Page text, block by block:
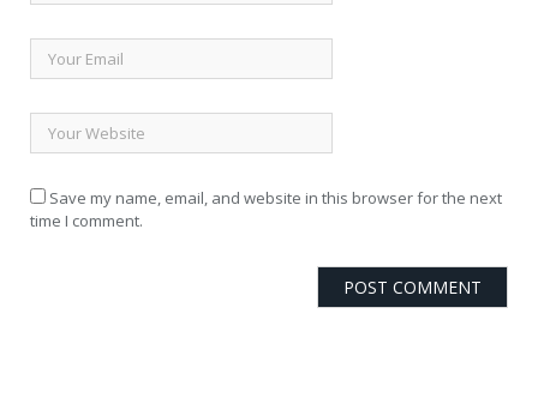
Save my name, email, and website in this browser for the next
time I comment.